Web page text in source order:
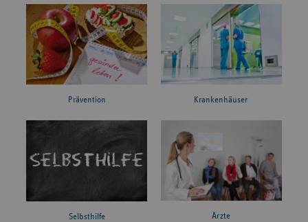
Prävention Krankenhäuser
Selbsthilfe Ärzte